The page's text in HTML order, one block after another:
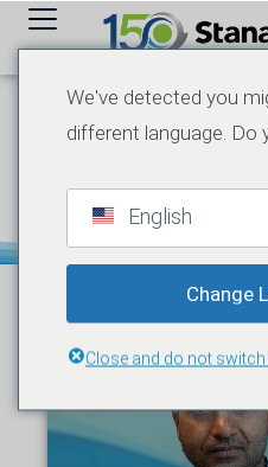
springen
NACHRICHTEN JUNI 25,
GUNTURU –
HIGH-
We've detected you
different language. Do
English
Change
Close and do not